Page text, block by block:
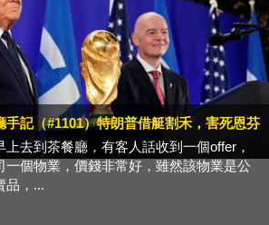
手記（#1101）特朗普借艇割禾，害死恩芬
上去到茶餐廳，有客人話收到一個offer，
一個物業，價錢非常好，雖然該物業是公
品，...